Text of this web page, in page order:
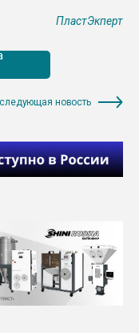
ПластЭкперт
следующая новость